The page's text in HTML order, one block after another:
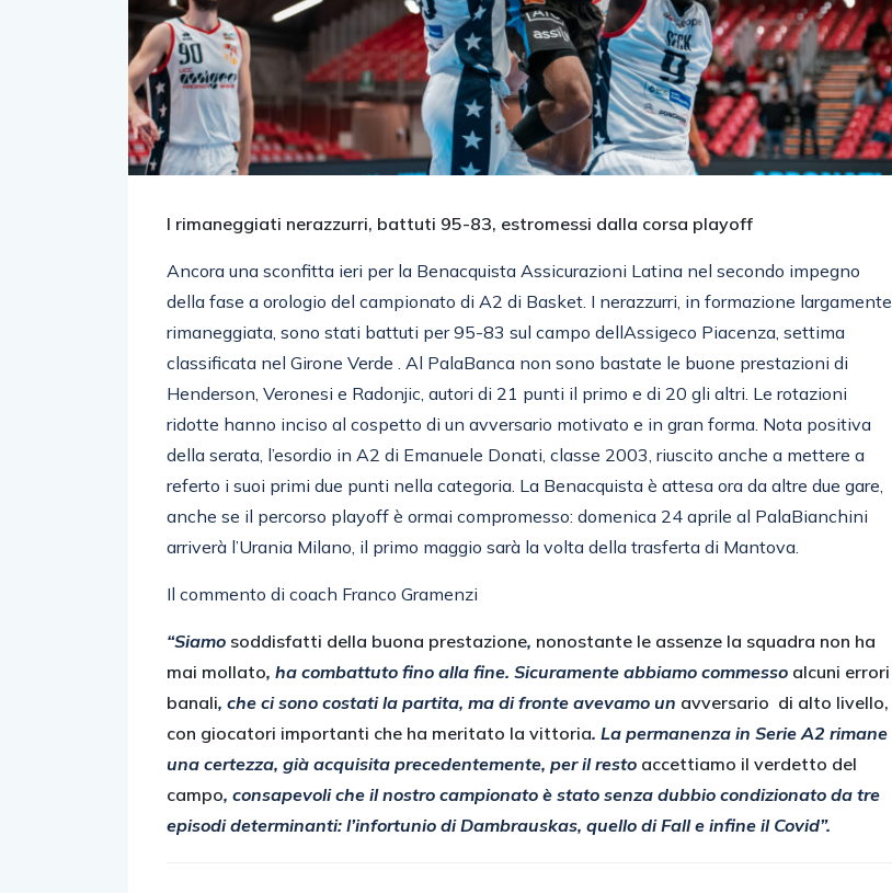
I rimaneggiati nerazzurri, battuti 95-83, estromessi dalla corsa playoff
Ancora una sconfitta ieri per la Benacquista Assicurazioni Latina nel secondo impegno
della fase a orologio del campionato di A2 di Basket. I nerazzurri, in formazione largamente
rimaneggiata, sono stati battuti per 95-83 sul campo dellAssigeco Piacenza, settima
classificata nel Girone Verde . Al PalaBanca non sono bastate le buone prestazioni di
Henderson, Veronesi e Radonjic, autori di 21 punti il primo e di 20 gli altri. Le rotazioni
ridotte hanno inciso al cospetto di un avversario motivato e in gran forma. Nota positiva
della serata, l’esordio in A2 di Emanuele Donati, classe 2003, riuscito anche a mettere a
referto i suoi primi due punti nella categoria. La Benacquista è attesa ora da altre due gare,
anche se il percorso playoff è ormai compromesso: domenica 24 aprile al PalaBianchini
arriverà l’Urania Milano, il primo maggio sarà la volta della trasferta di Mantova.
Il commento di coach Franco Gramenzi
“Siamo soddisfatti della buona prestazione, nonostante le assenze la squadra non ha
mai mollato, ha combattuto fino alla fine. Sicuramente abbiamo commesso alcuni errori
banali, che ci sono costati la partita, ma di fronte avevamo un avversario di alto livello,
con giocatori importanti che ha meritato la vittoria. La permanenza in Serie A2 rimane
una certezza, già acquisita precedentemente, per il resto accettiamo il verdetto del
campo, consapevoli che il nostro campionato è stato senza dubbio condizionato da tre
episodi determinanti: l’infortunio di Dambrauskas, quello di Fall e infine il Covid”.